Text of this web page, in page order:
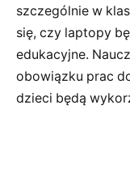
szczególnie w
się, czy laptopy
edukacyjne.
obowiązku prac
dzieci będą